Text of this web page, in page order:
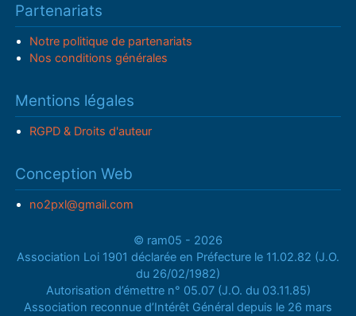
Partenariats
Notre politique de partenariats
Nos conditions générales
Mentions légales
RGPD & Droits d'auteur
Conception Web
no2pxl@gmail.com
© ram05 - 2026
Association Loi 1901 déclarée en Préfecture le 11.02.82 (J.O.
du 26/02/1982)
Autorisation d’émettre n° 05.07 (J.O. du 03.11.85)
Association reconnue d’Intérêt Général depuis le 26 mars